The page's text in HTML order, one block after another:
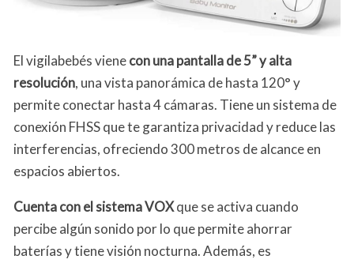
El vigilabebés vienecon una pantalla de 5” y alta
resolución, una vista panorámica de hasta 120° y
permite conectar hasta 4 cámaras. Tiene un sistema de
conexión FHSS que te garantiza privacidad y reduce las
interferencias, ofreciendo 300 metros de alcance en
espacios abiertos.
Cuenta con el sistema VOXque se activa cuando
percibe algún sonido por lo que permite ahorrar
baterías y tiene visión nocturna. Además, es